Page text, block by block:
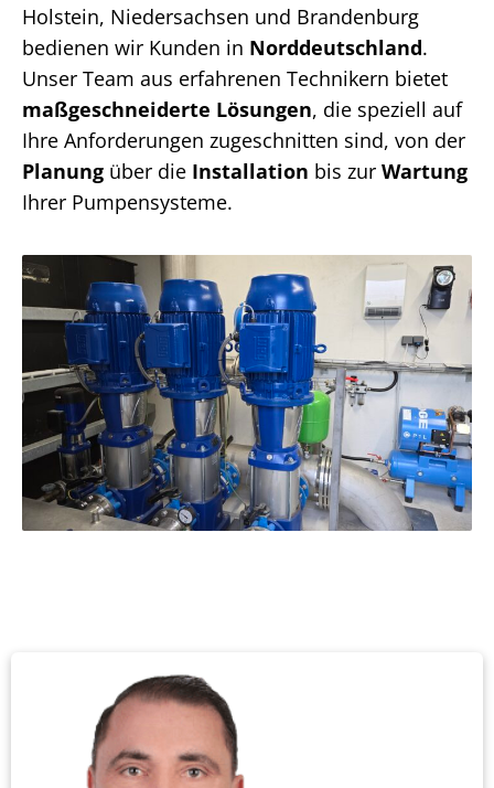
Holstein, Niedersachsen und Brandenburg
bedienen wir Kunden in Norddeutschland.
Unser Team aus erfahrenen Technikern bietet
maßgeschneiderte Lösungen, die speziell auf
Ihre Anforderungen zugeschnitten sind, von der
Planung über die Installation bis zur Wartung
Ihrer Pumpensysteme.